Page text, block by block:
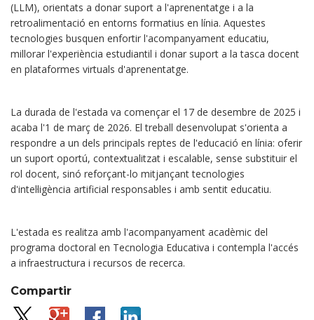
(LLM), orientats a donar suport a l'aprenentatge i a la
retroalimentació en entorns formatius en línia. Aquestes
tecnologies busquen enfortir l'acompanyament educatiu,
millorar l'experiència estudiantil i donar suport a la tasca docent
en plataformes virtuals d'aprenentatge.
La durada de l'estada va començar el 17 de desembre de 2025 i
acaba l'1 de març de 2026. El treball desenvolupat s'orienta a
respondre a un dels principals reptes de l'educació en línia: oferir
un suport oportú, contextualitzat i escalable, sense substituir el
rol docent, sinó reforçant-lo mitjançant tecnologies
d'intel·ligència artificial responsables i amb sentit educatiu.
L'estada es realitza amb l'acompanyament acadèmic del
programa doctoral en Tecnologia Educativa i contempla l'accés
a infraestructura i recursos de recerca.
Compartir